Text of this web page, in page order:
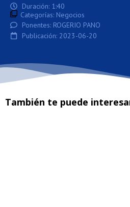
Duración: 1:40
Categorías: Negocios
Ponentes: ROGERIO PANO
Publicación: 2023-06-20
También te puede